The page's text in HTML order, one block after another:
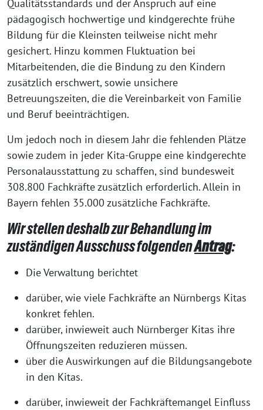
Qualitätsstandards und der Anspruch auf eine
pädagogisch hochwertige und kindgerechte frühe
Bildung für die Kleinsten teilweise nicht mehr
gesichert. Hinzu kommen Fluktuation bei
Mitarbeitenden, die die Bindung zu den Kindern
zusätzlich erschwert, sowie unsichere
Betreuungszeiten, die die Vereinbarkeit von Familie
und Beruf beeinträchtigen.
Um jedoch noch in diesem Jahr die fehlenden Plätze
sowie zudem in jeder Kita-Gruppe eine kindgerechte
Personalausstattung zu schaffen, sind bundesweit
308.800 Fachkräfte zusätzlich erforderlich. Allein in
Bayern fehlen 35.000 zusätzliche Fachkräfte.
Wir stellen deshalb zur Behandlung im
zuständigen Ausschuss folgendenAntrag:
Die Verwaltung berichtet
darüber, wie viele Fachkräfte an Nürnbergs Kitas
konkret fehlen.
darüber, inwieweit auch Nürnberger Kitas ihre
Öffnungszeiten reduzieren müssen.
über die Auswirkungen auf die Bildungsangebote
in den Kitas.
darüber, inwieweit der Fachkräftemangel Einfluss